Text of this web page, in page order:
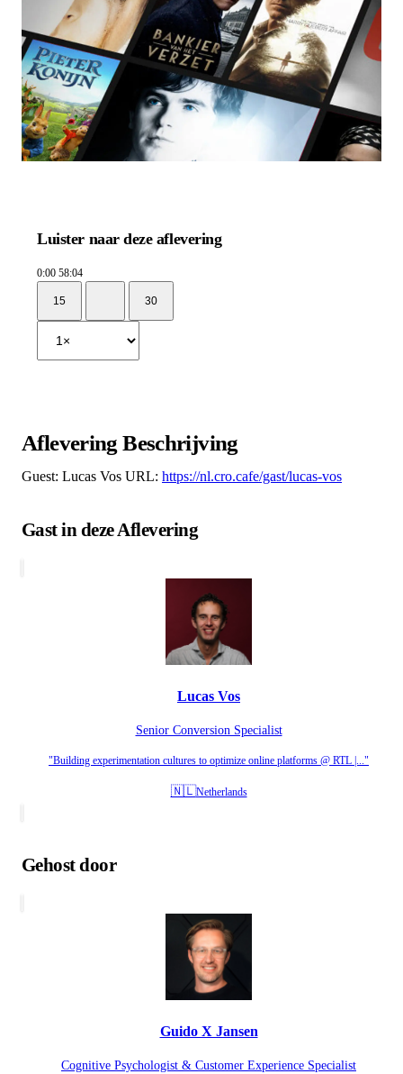
Luister naar deze aflevering
0:00 58:04
15 30
Aflevering Beschrijving
Guest: Lucas Vos URL: https://nl.cro.cafe/gast/lucas-vos
Gast in deze Aflevering
Lucas Vos
Senior Conversion Specialist
"Building experimentation cultures to optimize online platforms @ RTL |..."
🇳🇱Netherlands
Gehost door
Guido X Jansen
Cognitive Psychologist & Customer Experience Specialist